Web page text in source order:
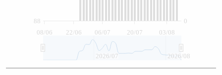
08/06 22/06 06/07 20/07 03/08
0
88
2026/07 2026/08